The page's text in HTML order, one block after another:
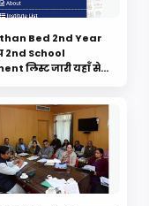
Bed 2nd Year
2nd School
लिस्ट जारी यहाँ से